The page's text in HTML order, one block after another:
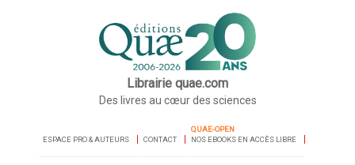
Librairie quae.com
Des livres au cœur des sciences
ESPACE PRO & AUTEURS CONTACT
QUAE-OPEN
NOS EBOOKS EN ACCÈS LIBRE